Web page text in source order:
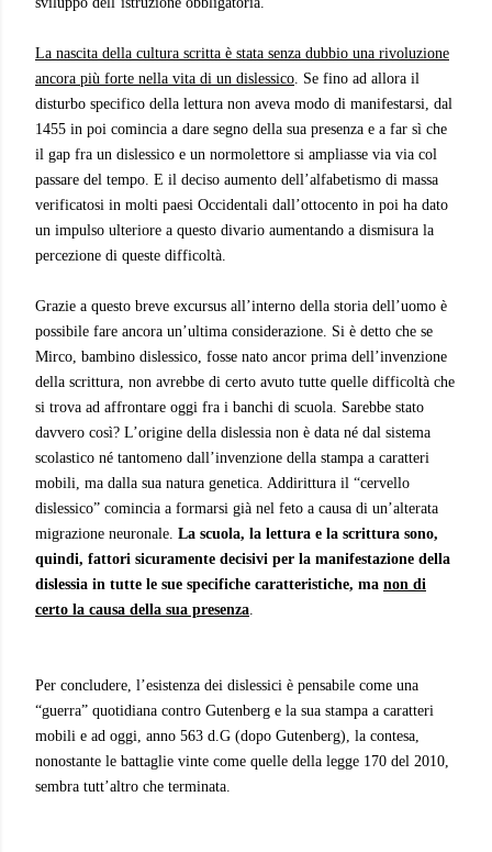
La nascita della cultura scritta è stata senza dubbio una rivoluzione
ancora più forte nella vita di un dislessico. Se fino ad allora il
disturbo specifico della lettura non aveva modo di manifestarsi, dal
1455 in poi comincia a dare segno della sua presenza e a far sì che
il gap fra un dislessico e un normolettore si ampliasse via via col
passare del tempo. E il deciso aumento dell’alfabetismo di massa
verificatosi in molti paesi Occidentali dall’ottocento in poi ha dato
un impulso ulteriore a questo divario aumentando a dismisura la
percezione di queste difficoltà.
Grazie a questo breve excursus all’interno della storia dell’uomo è
possibile fare ancora un’ultima considerazione. Si è detto che se
Mirco, bambino dislessico, fosse nato ancor prima dell’invenzione
della scrittura, non avrebbe di certo avuto tutte quelle difficoltà che
si trova ad affrontare oggi fra i banchi di scuola. Sarebbe stato
davvero così? L’origine della dislessia non è data né dal sistema
scolastico né tantomeno dall’invenzione della stampa a caratteri
mobili, ma dalla sua natura genetica. Addirittura il “cervello
dislessico” comincia a formarsi già nel feto a causa di un’alterata
migrazione neuronale. La scuola, la lettura e la scrittura sono,
quindi, fattori sicuramente decisivi per la manifestazione della
dislessia in tutte le sue specifiche caratteristiche, ma non di
certo la causa della sua presenza.
Per concludere, l’esistenza dei dislessici è pensabile come una
“guerra” quotidiana contro Gutenberg e la sua stampa a caratteri
mobili e ad oggi, anno 563 d.G (dopo Gutenberg), la contesa,
nonostante le battaglie vinte come quelle della legge 170 del 2010,
sembra tutt’altro che terminata.